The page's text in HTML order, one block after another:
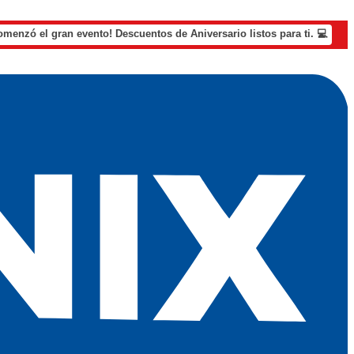
el gran evento! Descuentos de Aniversario listos para ti. 💻